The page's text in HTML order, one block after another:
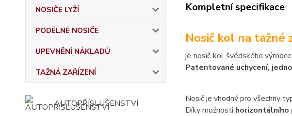
NOSIČE LYŽÍ
PODÉLNÉ NOSIČE
UPEVNĚNÍ NÁKLADŮ
TAŽNÁ ZAŘÍZENÍ
AUTOPŘÍSLUŠENSTVÍ
Kompletní specifikace
Nosič kol na tažné
je nosič kol švédského výrobce
Patentované uchycení,
Nosič je vhodný pro všechny
Díky možnosti horizontálního